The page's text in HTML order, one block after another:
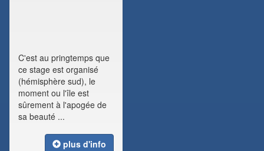
C'est au pringtemps que
ce stage est organisé
(hémisphère sud), le
moment ou l'île est
sûrement à l'apogée de
sa beauté ...
plus d'info